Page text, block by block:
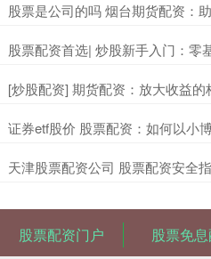
股票是公司的吗 烟台期货配资：
股票配资首选| 炒股新手入门：零
​[炒股配资] 期货配资：放大收益的
证券etf股价 股票配资：如何以小
天津股票配资公司 股票配资安全
股票配资门户 股票免